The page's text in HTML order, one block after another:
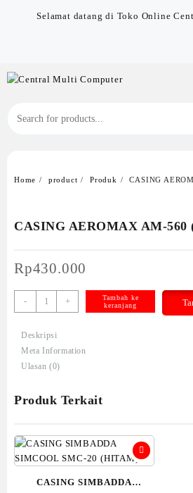
Selamat datang di Toko Online
Home product Produk CASING
CASING AEROMAX AM-560
Rp430.000
-
Kuantitas
CASING
AM-
560
(Hitam)
+
Tambah ke
keranjang
Deskripsi
Meta Information
Ulasan (0)
Produk Terkait
CASING SIMBADDA